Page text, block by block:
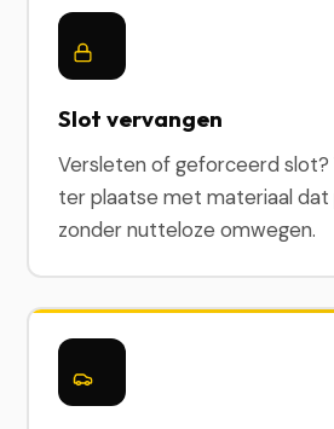
Slot vervangen
Versleten of geforceerd slot?
ter plaatse met materiaal dat
zonder nutteloze omwegen.